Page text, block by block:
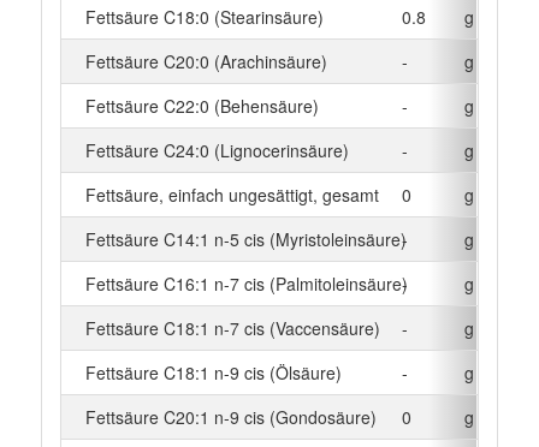
Fettsäure C18:0 (Stearinsäure)
0.8
g
Fettsäure C20:0 (Arachinsäure)
-
g
Fettsäure C22:0 (Behensäure)
-
g
Fettsäure C24:0 (Lignocerinsäure)
-
g
Fettsäure, einfach ungesättigt, gesamt
0
g
Fettsäure C14:1 n-5 cis (Myristoleinsäure)-
g
Fettsäure C16:1 n-7 cis (Palmitoleinsäure)
-
g
Fettsäure C18:1 n-7 cis (Vaccensäure)
-
g
Fettsäure C18:1 n-9 cis (Ölsäure)
-
g
Fettsäure C20:1 n-9 cis (Gondosäure)
0
g